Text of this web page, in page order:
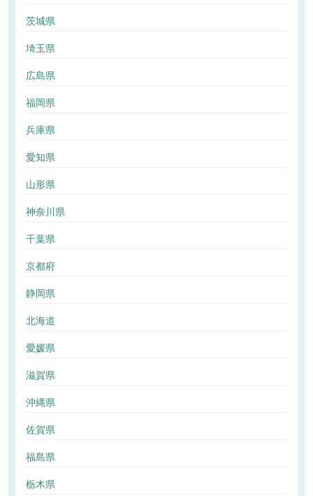
茨城県
埼玉県
広島県
福岡県
兵庫県
愛知県
山形県
神奈川県
千葉県
京都府
静岡県
北海道
愛媛県
滋賀県
沖縄県
佐賀県
福島県
栃木県